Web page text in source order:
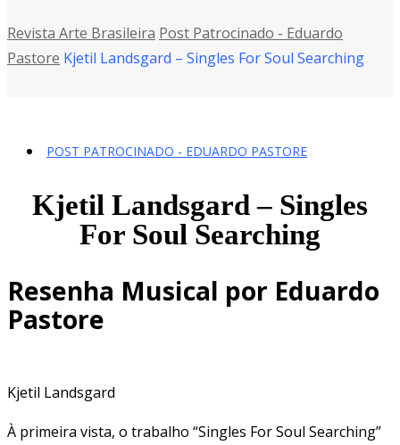
Revista Arte Brasileira Post Patrocinado - Eduardo
Pastore Kjetil Landsgard – Singles For Soul Searching
POST PATROCINADO - EDUARDO PASTORE
Kjetil Landsgard – Singles
For Soul Searching
Resenha Musical por Eduardo
Pastore
Kjetil Landsgard
À primeira vista, o trabalho “Singles For Soul Searching”